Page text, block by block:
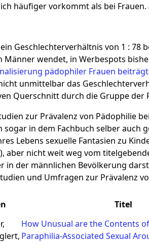
häufiger vorkommt als bei Frauen.
Geschlechterverhältnis von 1 :
Männer wendet, in Werbespots
pädophiler Frauen beiträgt
unmittelbar das
Querschnitt durch die Gruppe der
zur Prävalenz von Pädophilie
sogar in dem Fachbuch selber auch
Lebens sexuelle Fantasien zu
aber nicht weit weg vom
in der männlichen Bevölkerung
und Umfragen zur Prävalenz
Titel
How Unusual are the Contents
Paraphilia-Associated Sexual